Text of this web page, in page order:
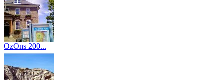
OzOns 200...
(33)